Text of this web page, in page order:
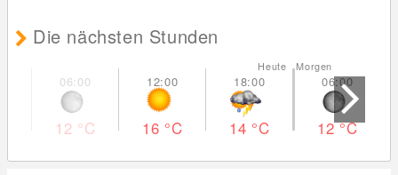
Die nächsten Stunden
12 °C 16 °C 14 °C
Heute Morgen
12°C